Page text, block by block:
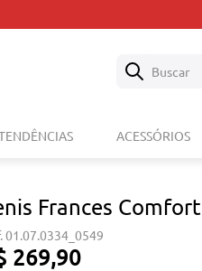
Buscar
ACESSÓRIOS
Frances
01.07.0334_0549
269,90